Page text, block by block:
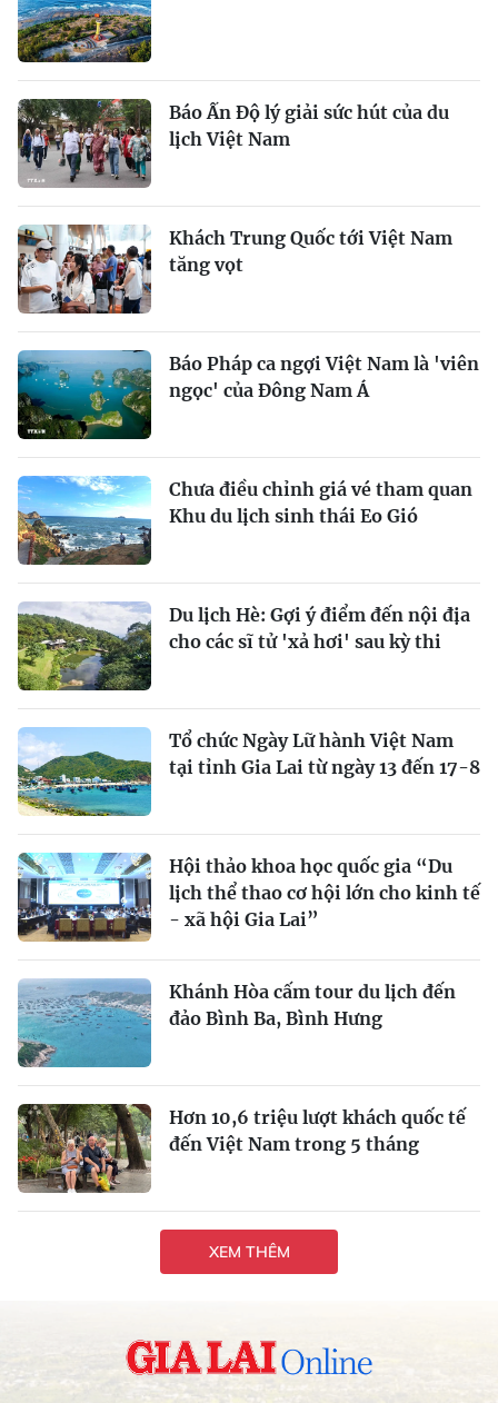
Báo Ấn Độ lý giải sức hút của du
lịch Việt Nam
Khách Trung Quốc tới Việt Nam
tăng vọt
Báo Pháp ca ngợi Việt Nam là 'viên
ngọc' của Đông Nam Á
Chưa điều chỉnh giá vé tham quan
Khu du lịch sinh thái Eo Gió
Du lịch Hè: Gợi ý điểm đến nội địa
cho các sĩ tử 'xả hơi' sau kỳ thi
Tổ chức Ngày Lữ hành Việt Nam
tại tỉnh Gia Lai từ ngày 13 đến 17-8
Hội thảo khoa học quốc gia “Du
lịch thể thao cơ hội lớn cho kinh tế
- xã hội Gia Lai”
Khánh Hòa cấm tour du lịch đến
đảo Bình Ba, Bình Hưng
Hơn 10,6 triệu lượt khách quốc tế
đến Việt Nam trong 5 tháng
XEM THÊM